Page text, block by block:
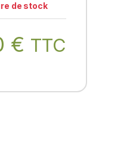
de stock
€ TTC